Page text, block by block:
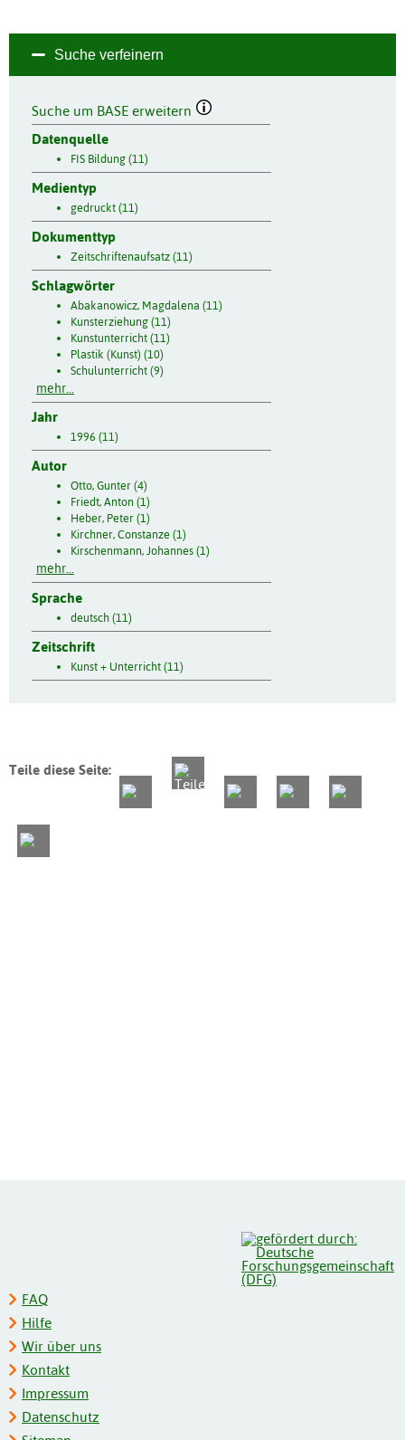
Suche verfeinern
Suche um BASE erweitern
Datenquelle
FIS Bildung (11)
Medientyp
gedruckt (11)
Dokumenttyp
Zeitschriftenaufsatz (11)
Schlagwörter
Abakanowicz, Magdalena (11)
Kunsterziehung (11)
Kunstunterricht (11)
Plastik (Kunst) (10)
Schulunterricht (9)
mehr...
Jahr
1996 (11)
Autor
Otto, Gunter (4)
Friedt, Anton (1)
Heber, Peter (1)
Kirchner, Constanze (1)
Kirschenmann, Johannes (1)
mehr...
Sprache
deutsch (11)
Zeitschrift
Kunst + Unterricht (11)
Teile diese Seite:
FAQ
Hilfe
Wir über uns
Kontakt
Impressum
Datenschutz